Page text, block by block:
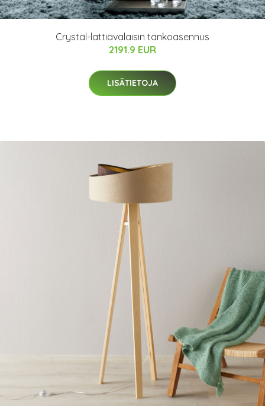
Crystal-lattiavalaisin tankoasennus
2191.9 EUR
LISÄTIETOJA